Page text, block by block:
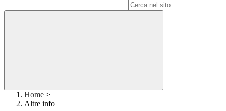
Home >
Altre info